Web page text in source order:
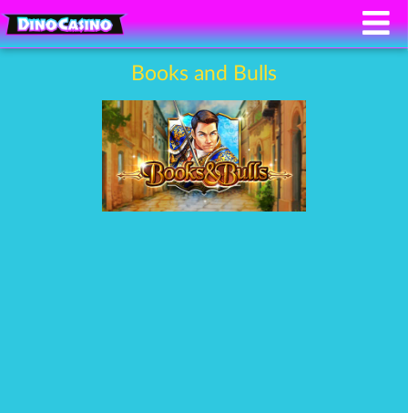
Books and Bulls